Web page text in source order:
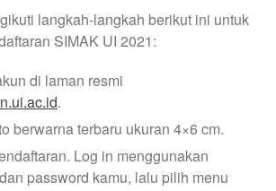
langkah-langkah berikut ini untuk
SIMAK UI 2021:
di laman resmi
.
berwarna terbaru ukuran 4×6 cm.
Log in menggunakan
password kamu, lalu pilih menu